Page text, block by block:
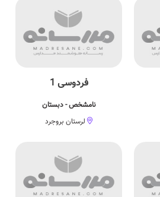
فردوسی 1
نامشخص - دبستان
لرستان بروجرد